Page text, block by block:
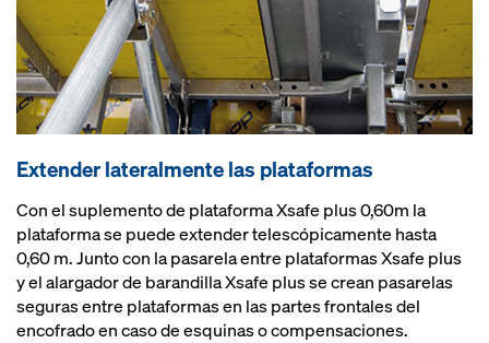
Extender lateralmente las plataformas
Con el suplemento de plataforma Xsafe plus 0,60m la
plataforma se puede extender telescópicamente hasta
0,60 m. Junto con la pasarela entre plataformas Xsafe plus
y el alargador de barandilla Xsafe plus se crean pasarelas
seguras entre plataformas en las partes frontales del
encofrado en caso de esquinas o compensaciones.